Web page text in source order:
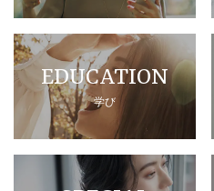
EDUCATION
学び